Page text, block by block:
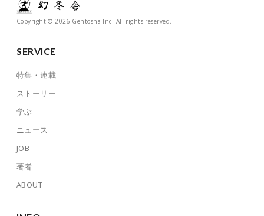
Copyright © 2026 Gentosha Inc. All rights reserved.
SERVICE
特集・連載
ストーリー
学ぶ
ニュース
JOB
著者
ABOUT